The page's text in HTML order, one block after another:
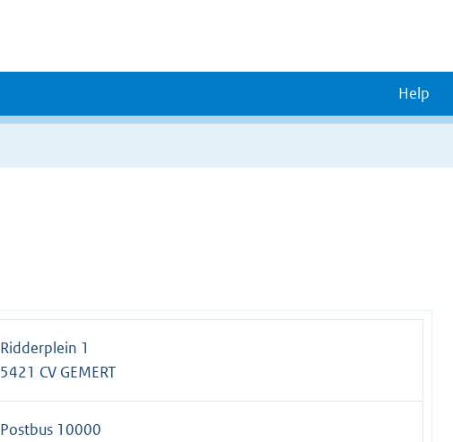
Help
Ridderplein 1
5421 CV GEMERT
Postbus 10000